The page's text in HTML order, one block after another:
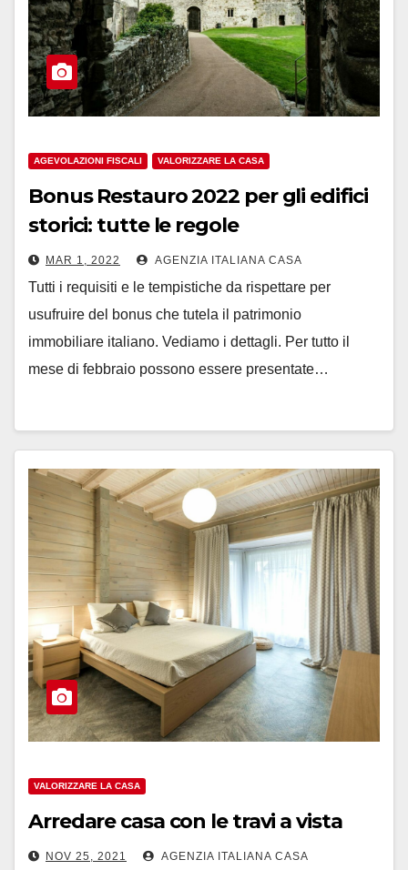
AGEVOLAZIONI FISCALI VALORIZZARE LA CASA
Bonus Restauro 2022 per gli edifici
storici: tutte le regole
MAR 1, 2022 AGENZIA ITALIANA CASA
Tutti i requisiti e le tempistiche da rispettare per
usufruire del bonus che tutela il patrimonio
immobiliare italiano. Vediamo i dettagli. Per tutto il
mese di febbraio possono essere presentate…
VALORIZZARE LA CASA
Arredare casa con le travi a vista
NOV 25, 2021 AGENZIA ITALIANA CASA